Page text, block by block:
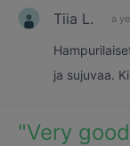
Tiia L. a
ja sujuvaa.
"Very good